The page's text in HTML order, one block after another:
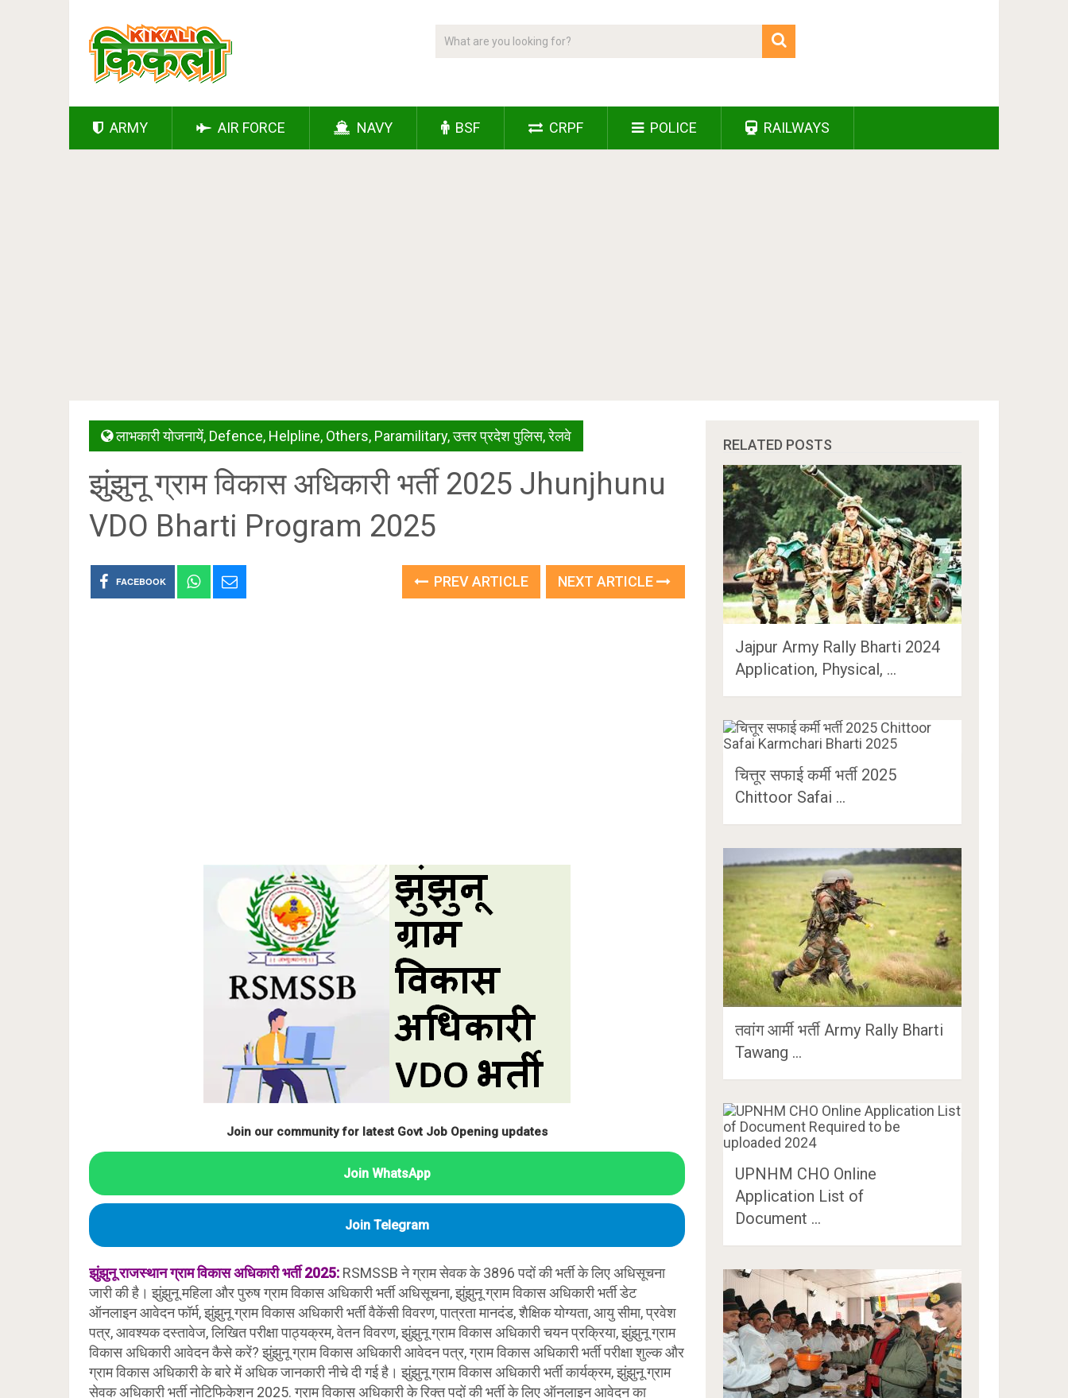
ARMY AIR FORCE NAVY BSF CRPF POLICE RAILWAYS
लाभकारी योजनायें, Defence, Helpline, Others, Paramilitary,उत्तर प्रदेश पुलिस,रेलवे
झुंझुनू ग्राम विकास अधिकारी भर्ती 2025 Jhunjhunu
VDO Bharti Program 2025
FACEBOOK PREV ARTICLE NEXT ARTICLE
Join our community for latest Govt Job Opening updates
Join WhatsApp
Join Telegram
झुंझुनू राजस्थानग्राम विकास अधिकारी भर्ती 2025: RSMSSB ने ग्राम सेवक के 3896 पदों की भर्ती के लिए अधिसूचना
जारी की है। झुंझुनू महिला और पुरुष ग्राम विकास अधिकारी भर्ती अधिसूचना, झुंझुनू ग्राम विकास अधिकारी भर्ती डेट
ऑनलाइन आवेदन फॉर्म, झुंझुनू ग्राम विकास अधिकारी भर्ती वैकेंसी विवरण, पात्रता मानदंड, शैक्षिक योग्यता, आयु सीमा, प्रवेश
पत्र, आवश्यक दस्तावेज, लिखित परीक्षा पाठ्यक्रम, वेतन विवरण, झुंझुनू ग्राम विकास अधिकारी चयन प्रक्रिया, झुंझुनू ग्राम
विकास अधिकारी आवेदन कैसे करें? झुंझुनू ग्राम विकास अधिकारी आवेदन पत्र, ग्राम विकास अधिकारी भर्ती परीक्षा शुल्क और
ग्राम विकास अधिकारी के बारे में अधिक जानकारी नीचे दी गई है। झुंझुनू ग्राम विकास अधिकारी भर्ती कार्यक्रम, झुंझुनू ग्राम
सेवक अधिकारी भर्ती नोटिफिकेशन 2025. ग्राम विकास अधिकारी के रिक्त पदों की भर्ती के लिए ऑनलाइन आवेदन का
RELATED POSTS
Jajpur Army Rally Bharti 2024
Application, Physical, …
चित्तूर सफाई कर्मी भर्ती 2025
Chittoor Safai …
तवांग आर्मी भर्ती Army Rally Bharti
Tawang …
UPNHM CHO Online
Application List of
Document …